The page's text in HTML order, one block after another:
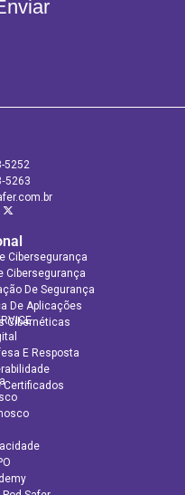
5252
Cibersegurança
Cibersegurança
De Segurança
De Aplicações​
Cibernéticas
E Resposta
Certificados